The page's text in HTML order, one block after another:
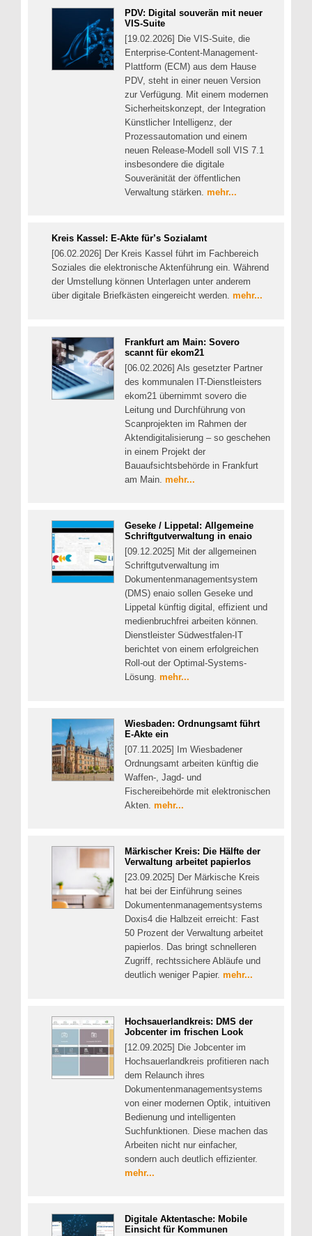
PDV: Digital souverän mit neuer
VIS-Suite
[19.02.2026] Die VIS-Suite, die
Enterprise-Content-Management-
Plattform (ECM) aus dem Hause
PDV, steht in einer neuen Version
zur Verfügung. Mit einem modernen
Sicherheitskonzept, der Integration
Künstlicher Intelligenz, der
Prozessautomation und einem
neuen Release-Modell soll VIS 7.1
insbesondere die digitale
Souveränität der öffentlichen
Verwaltung stärken. mehr...
Kreis Kassel: E-Akte für’s Sozialamt
[06.02.2026] Der Kreis Kassel führt im Fachbereich
Soziales die elektronische Aktenführung ein. Während
der Umstellung können Unterlagen unter anderem
über digitale Briefkästen eingereicht werden. mehr...
Frankfurt am Main: Sovero
scannt für ekom21
[06.02.2026] Als gesetzter Partner
des kommunalen IT-Dienstleisters
ekom21 übernimmt sovero die
Leitung und Durchführung von
Scanprojekten im Rahmen der
Aktendigitalisierung – so geschehen
in einem Projekt der
Bauaufsichtsbehörde in Frankfurt
am Main. mehr...
Geseke / Lippetal: Allgemeine
Schriftgutverwaltung in enaio
[09.12.2025] Mit der allgemeinen
Schriftgutverwaltung im
Dokumentenmanagementsystem
(DMS) enaio sollen Geseke und
Lippetal künftig digital, effizient und
medienbruchfrei arbeiten können.
Dienstleister Südwestfalen-IT
berichtet von einem erfolgreichen
Roll-out der Optimal-Systems-
Lösung. mehr...
Wiesbaden: Ordnungsamt führt
E-Akte ein
[07.11.2025] Im Wiesbadener
Ordnungsamt arbeiten künftig die
Waffen-, Jagd- und
Fischereibehörde mit elektronischen
Akten. mehr...
Märkischer Kreis: Die Hälfte der
Verwaltung arbeitet papierlos
[23.09.2025] Der Märkische Kreis
hat bei der Einführung seines
Dokumentenmanagementsystems
Doxis4 die Halbzeit erreicht: Fast
50 Prozent der Verwaltung arbeitet
papierlos. Das bringt schnelleren
Zugriff, rechtssichere Abläufe und
deutlich weniger Papier. mehr...
Hochsauerlandkreis: DMS der
Jobcenter im frischen Look
[12.09.2025] Die Jobcenter im
Hochsauerlandkreis profitieren nach
dem Relaunch ihres
Dokumentenmanagementsystems
von einer modernen Optik, intuitiven
Bedienung und intelligenten
Suchfunktionen. Diese machen das
Arbeiten nicht nur einfacher,
sondern auch deutlich effizienter.
mehr...
Digitale Aktentasche: Mobile
Einsicht für Kommunen